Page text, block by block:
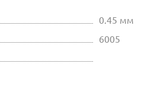
0.45 мм
6005